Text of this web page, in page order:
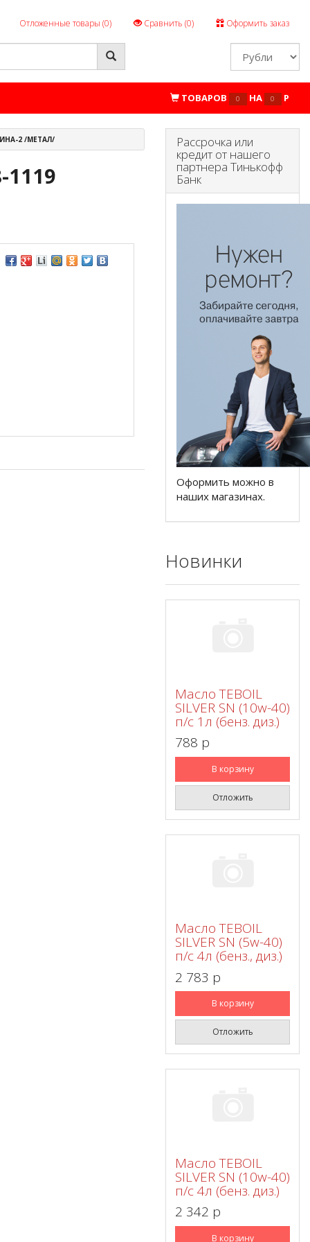
Отложенные товары (0) Сравнить (0) Оформить заказ
ТОВАРОВ 0 НА 0 P
2 /МЕТАЛ/
1119
Рассрочка или
кредит от нашего
партнера Тинькофф
Банк
Оформить можно в
наших магазинах.
Новинки
Масло TEBOIL
SILVER SN (10w-40)
п/с 1л (бенз. диз.)
788 p
В корзину
Отложить
Масло TEBOIL
SILVER SN (5w-40)
п/с 4л (бенз., диз.)
2 783 p
В корзину
Отложить
Масло TEBOIL
SILVER SN (10w-40)
п/с 4л (бенз. диз.)
2 342 p
В корзину